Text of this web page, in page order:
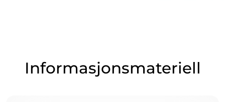
Informasjonsmateriell